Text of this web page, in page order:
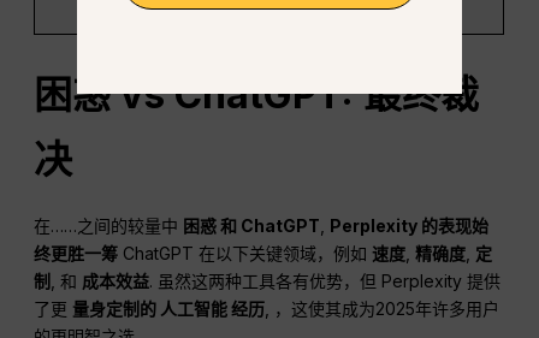
活性较低
困惑vsChatGPT: 最终裁
决
在……之间的较量中 困惑和 ChatGPT, Perplexity 的表现始
终更胜一筹 ChatGPT 在以下关键领域，例如速度,精确度, 定
制 , 和 成本效益. 虽然这两种工具各有优势，但 Perplexity 提供
了更 量身定制的 人工智能经历, ，这使其成为2025年许多用户